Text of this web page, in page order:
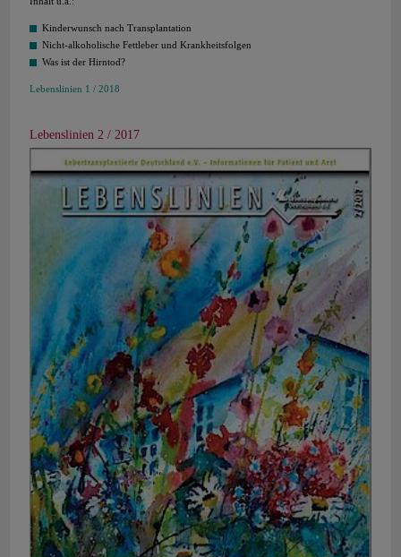
Kinderwunsch nach Transplantation
Nicht-alkoholische Fettleber und Krankheitsfolgen
Was ist der Hirntod?
Lebenslinien 1 / 2018
Lebenslinien 2 / 2017